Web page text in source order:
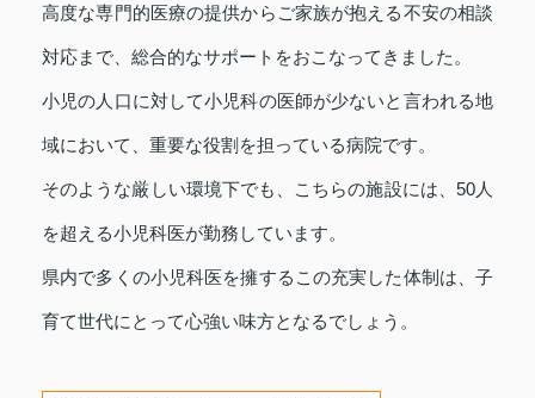
高度な専門的医療の提供からご家族が抱える不安の相談
対応まで、総合的なサポートをおこなってきました。
小児の人口に対して小児科の医師が少ないと言われる地
域において、重要な役割を担っている病院です。
そのような厳しい環境下でも、こちらの施設には、50人
を超える小児科医が勤務しています。
県内で多くの小児科医を擁するこの充実した体制は、子
育て世代にとって心強い味方となるでしょう。